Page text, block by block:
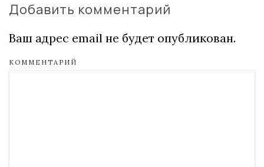
Добавить комментарий
Ваш адрес email не будет опубликован.
КОММЕНТАРИЙ